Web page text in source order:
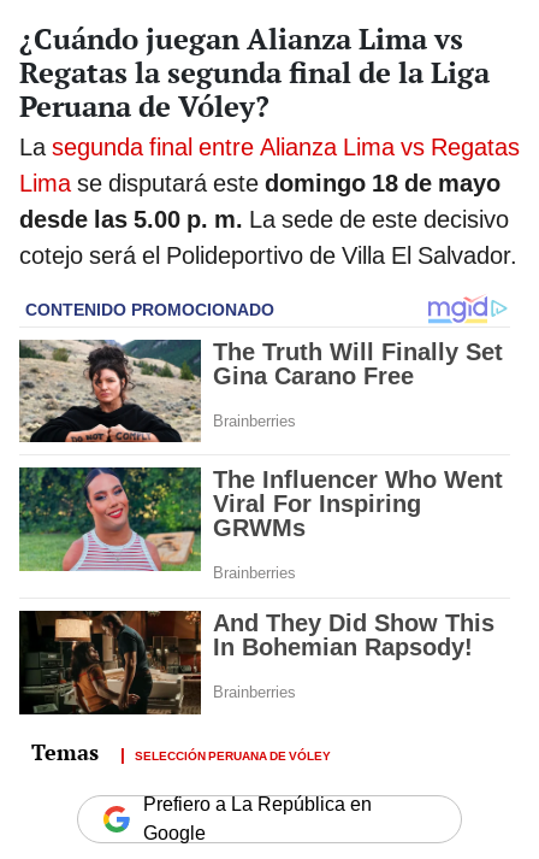
¿Cuándo juegan Alianza Lima vs
Regatas la segunda final de la Liga
Peruana de Vóley?
Lasegunda final entre Alianza Lima vs Regatas
Limase disputará este domingo 18 de mayo
desde las 5.00 p. m. La sede de este decisivo
cotejo será el Polideportivo de Villa El Salvador.
SELECCIÓN PERUANA DE VÓLEY
Prefiero a La República en
Google